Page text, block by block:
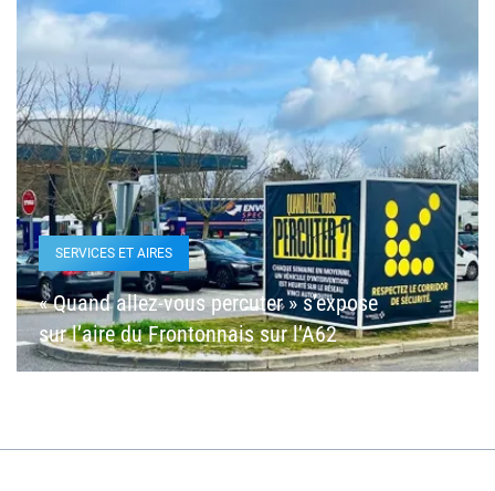
SERVICES ET AIRES
« Quand allez-vous percuter » s’expose
sur l’aire du Frontonnais sur l’A62